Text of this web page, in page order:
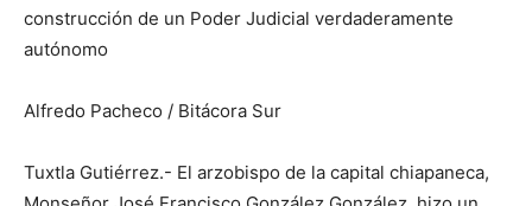
construcción de un Poder Judicial verdaderamente
autónomo
Alfredo Pacheco / Bitácora Sur
Tuxtla Gutiérrez.- El arzobispo de la capital chiapaneca,